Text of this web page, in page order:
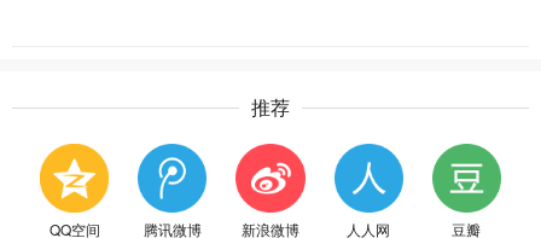
推荐
QQ空间 腾讯微博 新浪微博 人人网 豆瓣